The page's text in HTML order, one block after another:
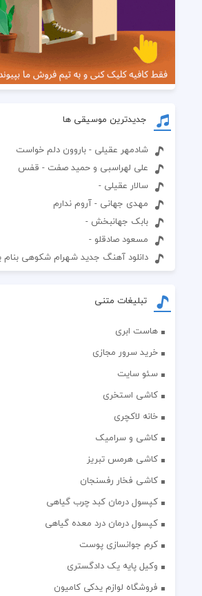
جدیدترین موسیقی ها
شادمهر عقیلی - باروون دلم خواست
علی لهراسبی و حمید صفت - قفس
سالار عقیلی -
مهدی جهانی - آروم ندارم
بابک جهانبخش -
مسعود صادقلو -
دانلود آهنگ جدید شهرام شکوهی بنام
تبلیغات متنی
هاست ابری
خرید سرور مجازی
سئو سایت
کاشی استخری
خانه لاکچری
کاشی و سرامیک
کاشی هرمس تبریز
کاشی فخار رفسنجان
کپسول درمان کبد چرب گیاهی
کپسول درمان درد معده گیاهی
کرم جوانسازی پوست
وکیل پایه یک دادگستری
فروشگاه لوازم یدکی کامیون